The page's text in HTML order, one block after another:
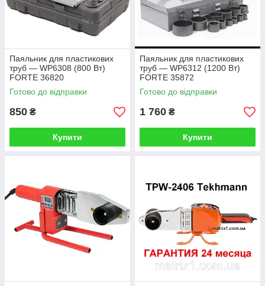
Паяльник для пластикових
труб — WP6308 (800 Вт)
FORTE 36820
Готово до відправки
850 ₴
Купити
Паяльник для пластикових
труб — WP6312 (1200 Вт)
FORTE 35872
Готово до відправки
1 760 ₴
Купити